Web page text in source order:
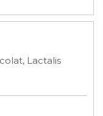
Lactalis